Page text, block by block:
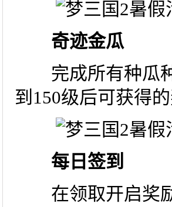
奇迹金瓜
完成所有种瓜种
到150级后可获得的
每日签到
在领取开启奖励